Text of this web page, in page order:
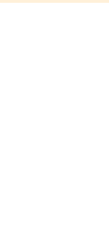
pensees/resume